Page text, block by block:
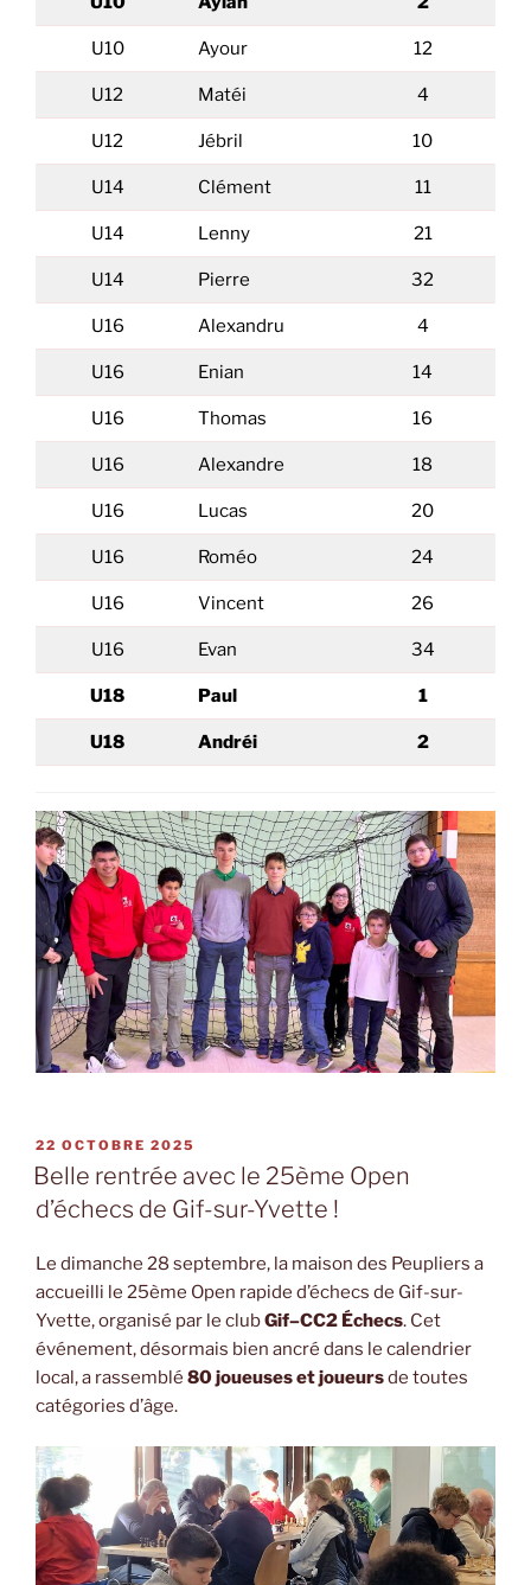
U10 Ayour 12
U12 Matéi 4
U12 Jébril 10
U14 Clément 11
U14 Lenny 21
U14 Pierre 32
U16 Alexandru 4
U16 Enian 14
U16 Thomas 16
U16 Alexandre 18
U16 Lucas 20
U16 Roméo 24
U16 Vincent 26
U16 Evan 34
U18 Paul 1
U18 Andréi 2
PUBLIÉ
LE
22 OCTOBRE 2025
Belle rentrée avec le 25ème Open
d’échecs de Gif-sur-Yvette !
Le dimanche 28 septembre, la maison des Peupliers a
accueilli le 25ème Open rapide d’échecs de Gif-sur-
Yvette, organisé par le clubGif–CC2 Échecs. Cet
événement, désormais bien ancré dans le calendrier
local, a rassemblé 80 joueuses et joueursde toutes
catégories d’âge.